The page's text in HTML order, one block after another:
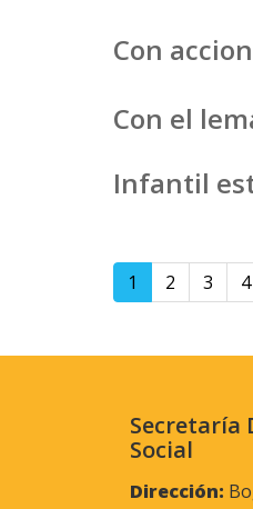
Con
Con el
Infantil
1
2 3 4
Secretaría
Social
Dirección: